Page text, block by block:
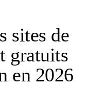
sites de
gratuits
en 2026